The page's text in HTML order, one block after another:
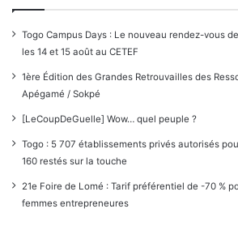
Togo Campus Days : Le nouveau rendez-vous
les 14 et 15 août au CETEF
1ère Édition des Grandes Retrouvailles des
Apégamé / Sokpé
[LeCoupDeGuelle] Wow… quel peuple ?
Togo : 5 707 établissements privés autorisés
160 restés sur la touche
21e Foire de Lomé : Tarif préférentiel de -70 %
femmes entrepreneures